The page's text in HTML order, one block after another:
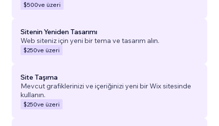
$500ve üzeri
Sitenin Yeniden Tasarımı
Web siteniz için yeni bir tema ve tasarım alın.
$250ve üzeri
Site Taşıma
Mevcut grafiklerinizi ve içeriğinizi yeni bir Wix sitesinde
kullanın.
$250ve üzeri